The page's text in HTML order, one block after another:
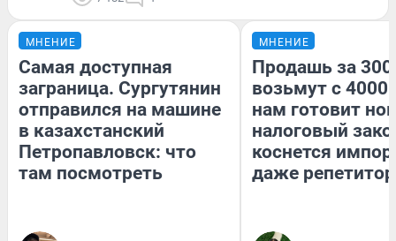
МНЕНИЕ
Самая доступная
заграница. Сургутянин
отправился на машине
в казахстанский
Петропавловск: что
там посмотреть
МНЕНИЕ
Продашь за
возьмут с
нам готовит
налоговый
коснется
даже